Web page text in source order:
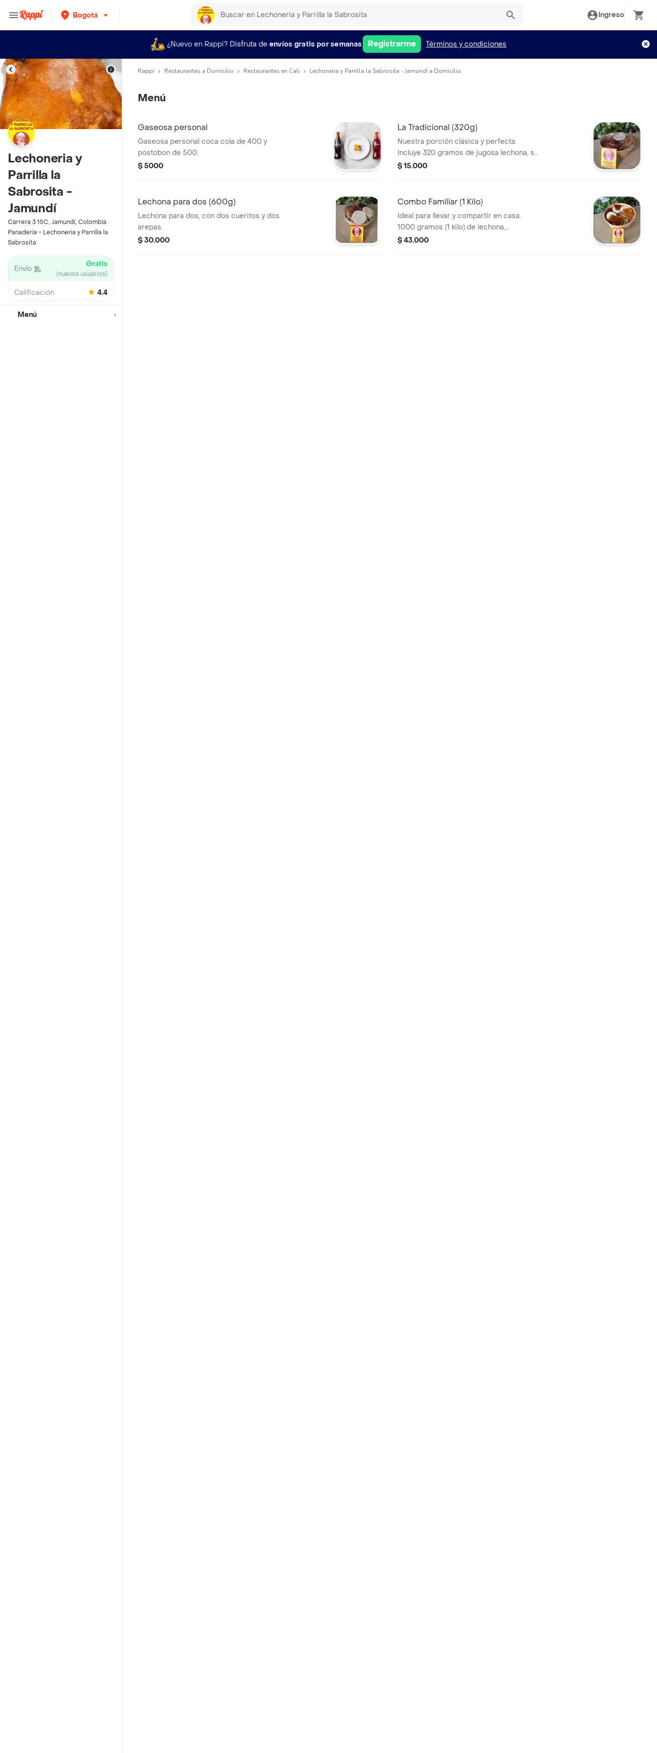
Bogotá Ingreso
¿Nuevo en Rappi? Disfruta de envíos gratis por semanas Registrarme Términos y condiciones
Lechoneria y
Parrilla la
Sabrosita -
Jamundí
Carrera 3 15C, Jamundí, Colombia
Panadería - Lechoneria y Parrilla la
Sabrosita
Envío Gratis
(nuevos usuarios)
Calificación 4.4
Menú
Rappi Restaurantes a Domicilio Restaurantes en Cali Lechoneria y Parrilla la Sabrosita - Jamundí a Domicilio
Menú
Gaseosa personal
Gaseosa personal coca cola de 400 y
postobon de 500.
$ 5000
La Tradicional (320g)
Nuestra porción clásica y perfecta.
Incluye 320 gramos de jugosa lechona, su
respectivo cuero bien crujiente y una
$ 15.000
Lechona para dos (600g)
Lechona para dos, con dos cueritos y dos
arepas.
$ 30.000
Combo Familiar (1 Kilo)
Ideal para llevar y compartir en casa.
1000 gramos (1 kilo) de lechona,
abundante cuero crujiente y arepas.
$ 43.000